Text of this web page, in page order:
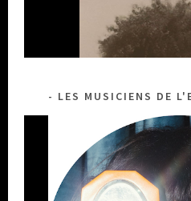
LES MUSICIENS DE